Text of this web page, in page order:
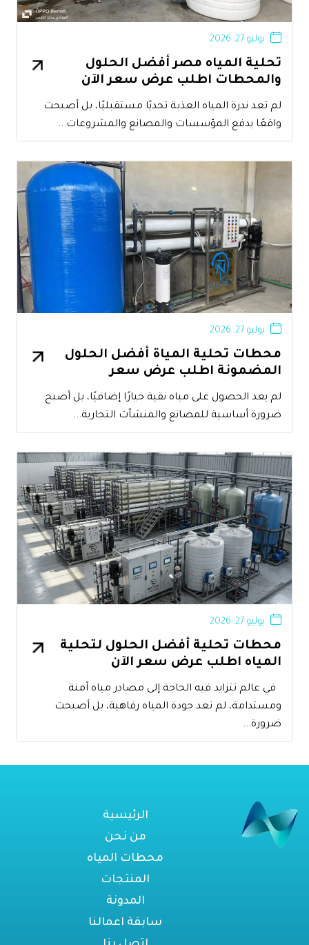
تحلية المياه مصر أفضل الحلول
والمحطات اطلب عرض سعر الآن
يوليو 27, 2026
لم تعد ندرة المياه العذبة تحديًا مستقبليًا، بل أصبحت
واقعًا يدفع المؤسسات والمصانع والمشروعات...
محطات تحلية المياة أفضل الحلول
المضمونة اطلب عرض سعر
يوليو 27, 2026
لم يعد الحصول على مياه نقية خيارًا إضافيًا، بل أصبح
ضرورة أساسية للمصانع والمنشآت التجارية...
محطات تحلية أفضل الحلول لتحلية
المياه اطلب عرض سعر الآن
يوليو 27, 2026
في عالم تتزايد فيه الحاجة إلى مصادر مياه آمنة
ومستدامة، لم تعد جودة المياه رفاهية، بل أصبحت
ضرورة...
الرئيسية
من نحن
محطات المياه
المنتجات
المدونة
سابقة اعمالنا